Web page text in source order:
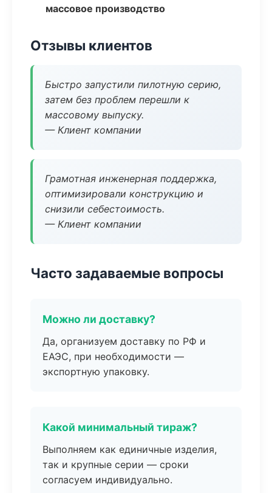
массовое производство
Отзывы клиентов
Быстро запустили пилотную серию,
затем без проблем перешли к
массовому выпуску.
— Клиент компании
Грамотная инженерная поддержка,
оптимизировали конструкцию и
снизили себестоимость.
— Клиент компании
Часто задаваемые вопросы
Можно ли доставку?
Да, организуем доставку по РФ и
ЕАЭС, при необходимости —
экспортную упаковку.
Какой минимальный тираж?
Выполняем как единичные изделия,
так и крупные серии — сроки
согласуем индивидуально.